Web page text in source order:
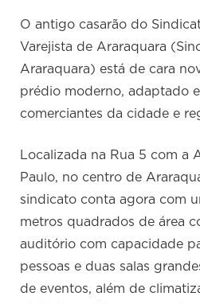
O antigo casarão do
Varejista de Araraquara
Araraquara) está de cara
prédio moderno, adaptado e
comerciantes da cidade e
Localizada na Rua 5 com a
Paulo, no centro de
sindicato conta agora com
metros quadrados de área
auditório com capacidade
pessoas e duas salas
de eventos, além de